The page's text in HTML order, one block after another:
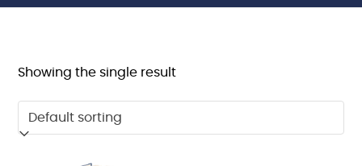
Showing the single result